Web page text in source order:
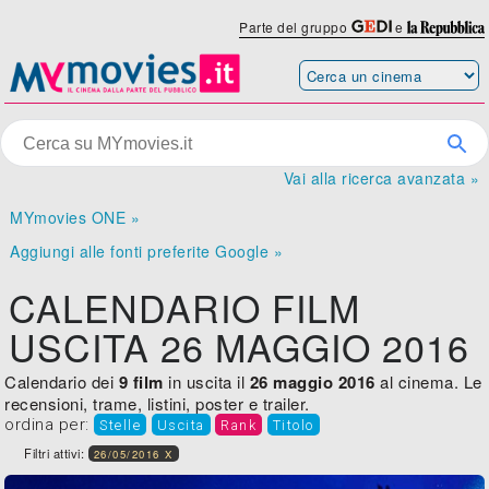
Parte del gruppo e
Vai alla ricerca avanzata »
MYmovies ONE »
Aggiungi alle fonti preferite Google »
CALENDARIO FILM
USCITA 26 MAGGIO 2016
Calendario dei 9 film in uscita il 26 maggio 2016 al cinema. Le
recensioni, trame, listini, poster e trailer.
ordina per: Stelle Uscita Rank Titolo
Filtri attivi: 26/05/2016 X